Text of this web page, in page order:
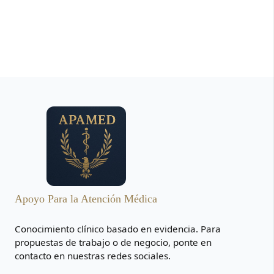
Apoyo Para la Atención Médica
Conocimiento clínico basado en evidencia. Para
propuestas de trabajo o de negocio, ponte en
contacto en nuestras redes sociales.